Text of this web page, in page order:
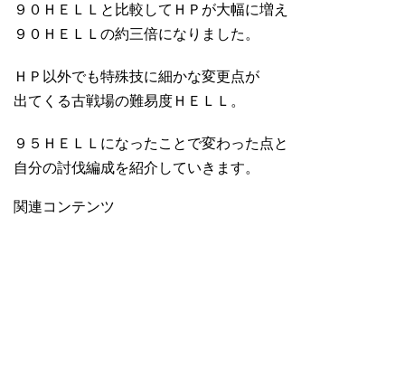
９０ＨＥＬＬと比較してＨＰが大幅に増え
９０ＨＥＬＬの約三倍になりました。
ＨＰ以外でも特殊技に細かな変更点が
出てくる古戦場の難易度ＨＥＬＬ。
９５ＨＥＬＬになったことで変わった点と
自分の討伐編成を紹介していきます。
関連コンテンツ